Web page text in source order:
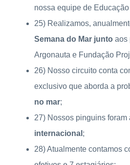
nossa equipe de
25) Realizamos,
Semana do Mar junto aos
Argonauta e Fundação
26) Nosso circuito conta
exclusivo que aborda a
no mar;
27) Nossos pinguins foram
internacional ;
28) Atualmente contamos